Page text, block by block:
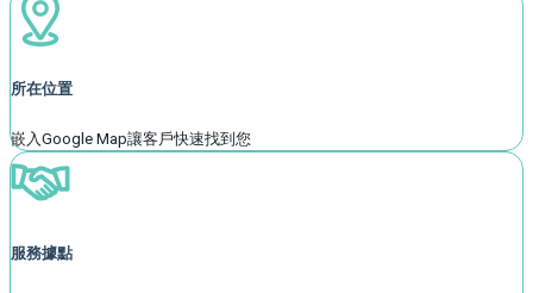
所在位置
嵌入Google Map讓客戶快速找到您
服務據點